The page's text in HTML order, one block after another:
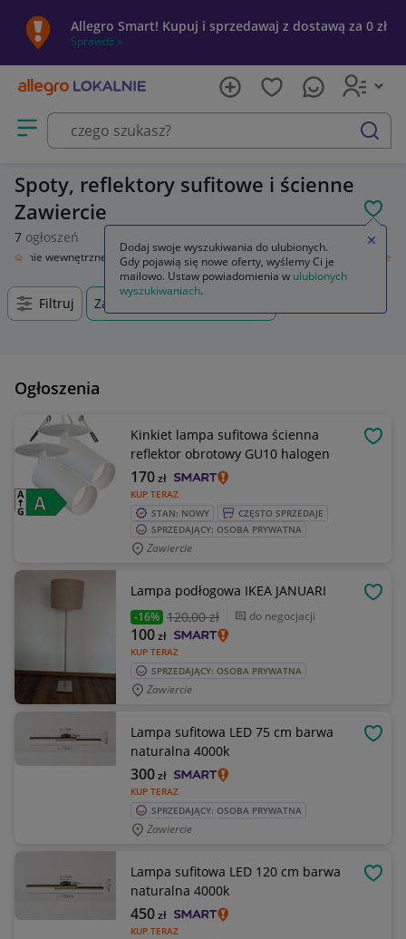
Allegro Smart! Kupuj i sprzedawaj z dostawą za 0 zł
Sprawdź »
Otwórz menu z kategoriami
szukaj
Spoty, reflektory sufitowe i ścienne
Zawiercie
7 ogłoszeń
wewnętrzne Lampy sufitowe Spoty, reflektory sufitowe i ścienne
Filtruj Zawiercie, Śląskie, +0 km
Ogłoszenia
Kinkiet lampa sufitowa ścienna
reflektor obrotowy GU10 halogen
KUP TERAZ
170zł
STAN: NOWY
CZĘSTO SPRZEDAJE
SPRZEDAJĄCY: OSOBA PRYWATNA
Zawiercie
Lampa podłogowa IKEA JANUARI
-16% 120,00 zł do negocjacji
KUP TERAZ
100zł
SPRZEDAJĄCY: OSOBA PRYWATNA
Zawiercie
Lampa sufitowa LED 75 cm barwa
naturalna 4000k
KUP TERAZ
300zł
SPRZEDAJĄCY: OSOBA PRYWATNA
Zawiercie
Lampa sufitowa LED 120 cm barwa
naturalna 4000k
KUP TERAZ
450zł
Dodaj swoje wyszukiwania do ulubionych.
Gdy pojawią się nowe oferty, wyślemy Ci je
mailowo. Ustaw powiadomienia w ulubionych
wyszukiwaniach.